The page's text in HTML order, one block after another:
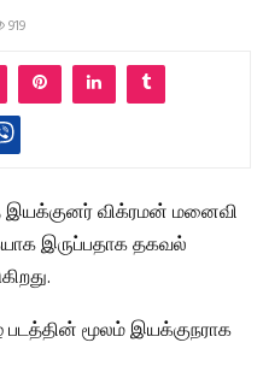
919
இயக்குனர் விக்ரமன் மனைவி
இருப்பதாக தகவல்
படத்தின் மூலம் இயக்குநராக